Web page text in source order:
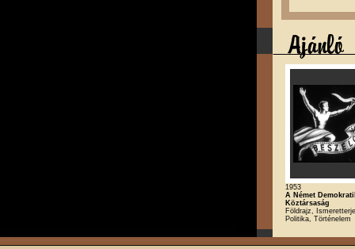
1953
A Német
Köztársaság
Földrajz,
Politika, Történelem